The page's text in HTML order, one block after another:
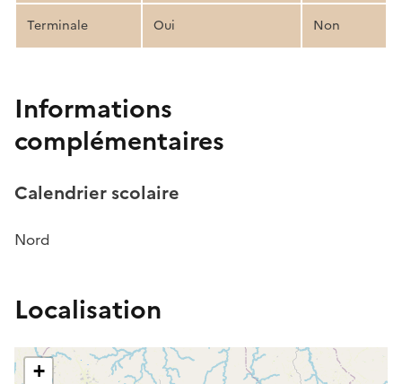
Terminale Oui Non
Informations
complémentaires
Calendrier scolaire
Nord
Localisation
+